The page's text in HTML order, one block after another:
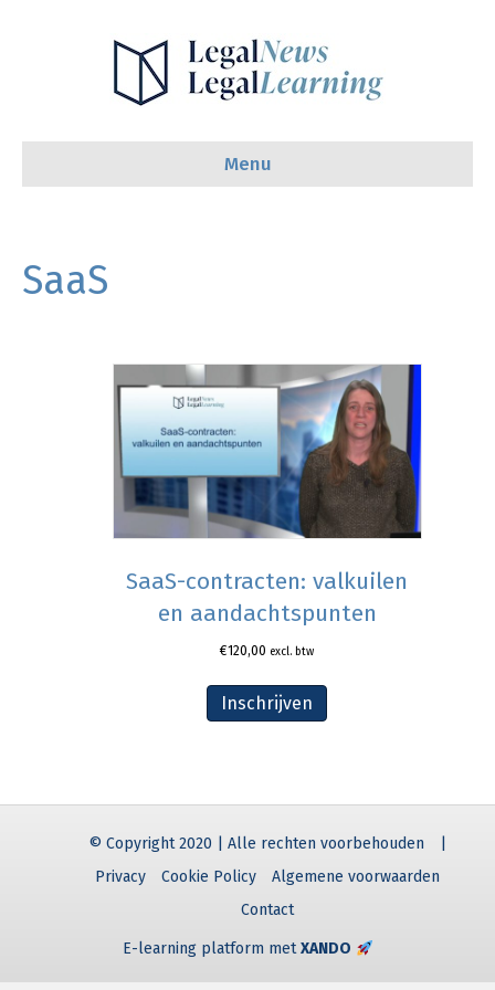
Menu
SaaS
SaaS-contracten: valkuilen
en aandachtspunten
€120,00 excl. btw
Inschrijven
© Copyright 2020 | Alle rechten voorbehouden
Privacy
Cookie Policy
Algemene voorwaarden
Contact
E-learning platform metXANDO